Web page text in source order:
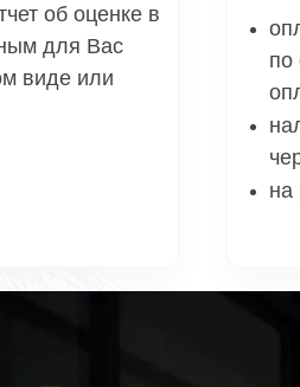
об оценке в
для Вас
виде или
по
на